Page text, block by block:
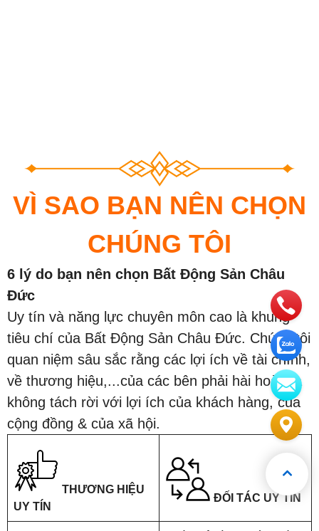
VÌ SAO BẠN NÊN CHỌN
CHÚNG TÔI
6 lý do bạn nên chọn Bất Động Sản Châu
Đức
Uy tín và năng lực chuyên môn cao là khung
tiêu chí của Bất Động Sản Châu Đức. Chúng tôi
quan niệm sâu sắc rằng các lợi ích về tài chính,
về thương hiệu,...của các bên phải hài hoà, và
không tách rời với lợi ích của khách hàng, của
cộng đồng & của xã hội.
THƯƠNG HIỆU
UY TÍN
ĐỐI TÁC UY TÍN